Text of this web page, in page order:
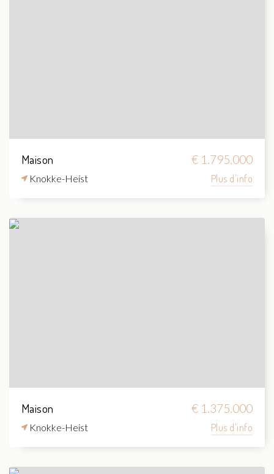
Maison € 1.795.000
Knokke-Heist Plus d'info
Maison € 1.375.000
Knokke-Heist Plus d'info